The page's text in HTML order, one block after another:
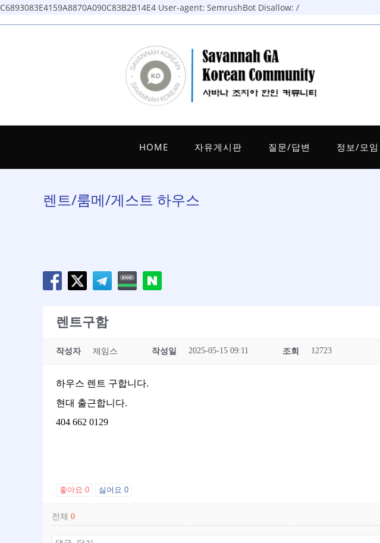
C6893083E4159A8870A090C83B2B14E4 User-agent: SemrushBot Disallow: /
Skip
HOME 자유게시판 질문/답변 정보/모임
렌트/룸메/게스트 하우스